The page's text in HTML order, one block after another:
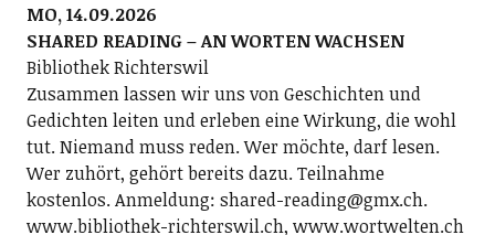
MO, 14.09.2026
SHARED READING – AN WORTEN WACHSEN
Bibliothek Richterswil
Zusammen lassen wir uns von Geschichten und
Gedichten leiten und erleben eine Wirkung, die wohl
tut. Niemand muss reden. Wer möchte, darf lesen.
Wer zuhört, gehört bereits dazu. Teilnahme
kostenlos. Anmeldung: shared-reading@gmx.ch.
www.bibliothek-richterswil.ch, www.wortwelten.ch